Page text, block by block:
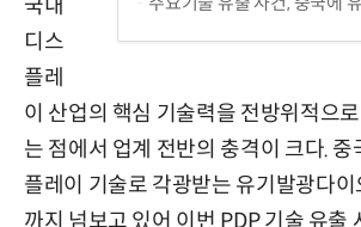
국내
디스
플레
이 산업의 핵심 기술력을 전방위적으
는 점에서 업계 전반의 충격이 크다.
플레이 기술로 각광받는 유기발광다
까지 넘보고 있어 이번 PDP 기술 유출